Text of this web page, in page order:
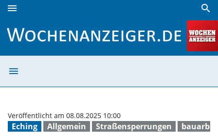
menu search
menu
Eching Allgemein Straßensperrungen
Veröffentlicht am 08.08.2025 10:00